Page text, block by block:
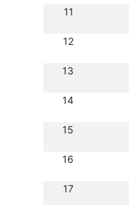
11
12
13
14
15
16
17